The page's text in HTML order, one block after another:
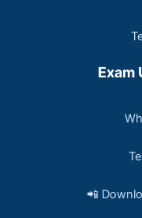
Exam
📲